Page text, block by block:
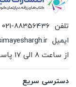
تلفن 021-88356436
ایمیل
از ساعت 8 الی 17 پاسخگوی شما هستیم.
دسترسی سریع